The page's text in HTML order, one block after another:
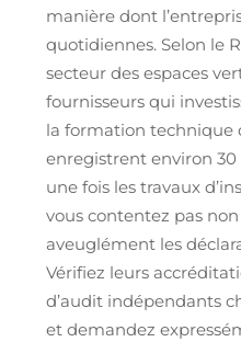
manière dont
quotidiennes. Selon le
secteur des espaces
fournisseurs qui
la formation technique
enregistrent environ
une fois les travaux
vous contentez pas
aveuglément les
Vérifiez leurs
d’audit indépendants
et demandez